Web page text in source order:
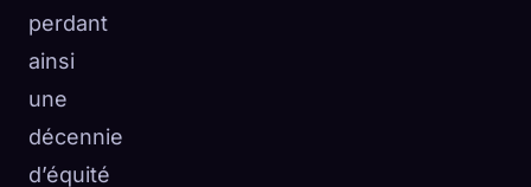
perdant
ainsi
une
décennie
d’équité